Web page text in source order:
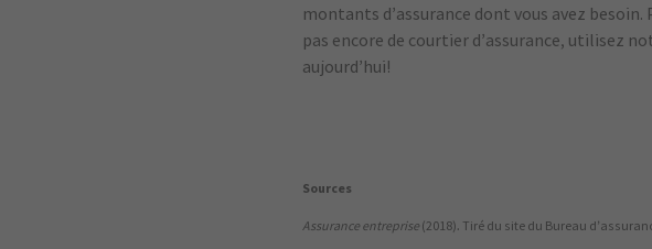
montants d’assurance dont vous avez
pas encore de courtier d’assurance, utilisez
aujourd’hui!
Sources
Assurance entreprise (2018). Tiré du site du Bureau